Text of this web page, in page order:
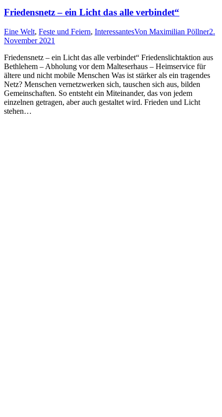
Friedensnetz – ein Licht das alle verbindet“
Eine Welt, Feste und Feiern, InteressantesVon Maximilian Pöllner2.
November 2021
Friedensnetz – ein Licht das alle verbindet“ Friedenslichtaktion aus
Bethlehem – Abholung vor dem Malteserhaus – Heimservice für
ältere und nicht mobile Menschen Was ist stärker als ein tragendes
Netz? Menschen vernetzwerken sich, tauschen sich aus, bilden
Gemeinschaften. So entsteht ein Miteinander, das von jedem
einzelnen getragen, aber auch gestaltet wird. Frieden und Licht
stehen…